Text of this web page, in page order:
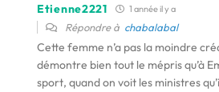
Etienne2221 1 année il y a
Répondre à chabalabal
Cette femme n’a pas la moindre
démontre bien tout le mépris qu’à
sport, quand on voit les ministres